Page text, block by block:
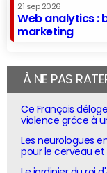
21 sep 2026
Web analytics :
marketing
À NE PAS
Ce Français
violence grâce à
Les neurologues
pour le cerveau